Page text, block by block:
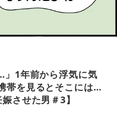
」1年前から浮気に気
帯を見るとそこには…
させた男＃3】